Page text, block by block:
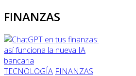
FINANZAS
TECNOLOGÍA FINANZAS